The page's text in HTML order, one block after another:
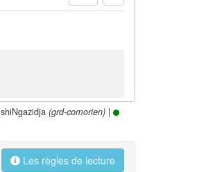
shiNgazidja (grd-comorien) |
Les règles de lecture